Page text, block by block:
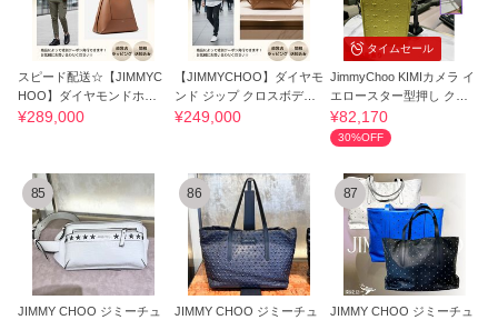
スピード配送☆【JIMMYC
HOO】ダイヤモンドホー
ボーM 送料関税込
¥289,000
【JIMMYCHOO】ダイヤモ
ンド ジップ クロスボディ
送料関税込
¥249,000
タイムセール
JimmyChoo KIMIカメラ イ
エロースター型押し クロ
スボディバッグ
¥82,170
30%OFF
85
JIMMY CHOO ジミーチュ
86
JIMMY CHOO ジミーチュ
87
JIMMY CHOO ジミーチュ